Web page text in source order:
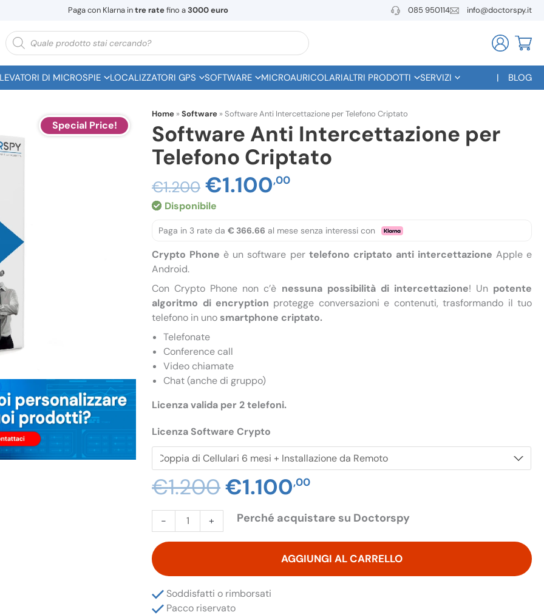
Paga con Klarna intre ratefino a3000 euro 085 950114 info@doctorspy.it
Ricerca
prodotti
DI MICROSPIE LOCALIZZATORI GPS SOFTWARE MICROAURICOLARIALTRI PRODOTTI SERVIZI BLOG
Special Price!
Home »Software »Software Anti Intercettazione per Telefono Criptato
Software Anti Intercettazione per
Telefono Criptato
€1.200 Il
prezzo
originale
era:
€1.200,00.
€1.100,00
attuale
è:
€1.100,00.
Disponibile
Paga in 3 rate da€ 366.66 al mese senza interessi con
Crypto Phone è un software per telefono criptato anti intercettazione Apple e
Android.
Con Crypto Phone non c’è nessuna possibilità di intercettazione! Un potente
algoritmo di encryption protegge conversazioni e contenuti, trasformando il tuo
telefono in uno smartphone criptato.
Telefonate
Conference call
Video chiamate
Chat (anche di gruppo)
Licenza valida per 2 telefoni.
Licenza Software Crypto
€1.200Il
prezzo
originale
era:
€1.200,00.
€1.100,00
attuale
è:
€1.100,00.
-
Software
Anti
Intercettazione
per
Telefono
Criptato
quantità
+
AGGIUNGI AL CARRELLO
Perché acquistare su Doctorspy
Soddisfatti o rimborsati
Pacco riservato